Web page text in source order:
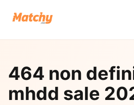
464 non
mhdd sale